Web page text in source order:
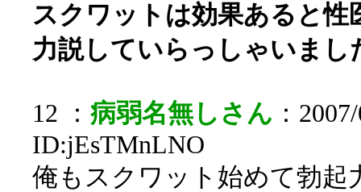
スクワットは効果あると性
力説していらっしゃいまし
12 ： 病弱名無しさん ：
ID:jEsTMnLNO
俺もスクワット始めて勃起